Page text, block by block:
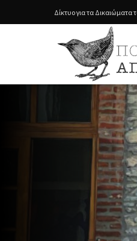
Δίκτυο για τα Δικαιώματα